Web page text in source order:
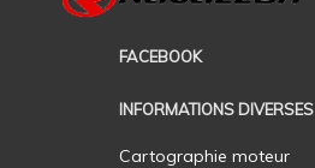
FACEBOOK
INFORMATIONS DIVERSES
Cartographie moteur